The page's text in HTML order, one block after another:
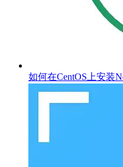
如何在CentOS上安装